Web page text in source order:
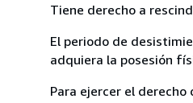
Tiene derecho a
El periodo de
adquiera la posesión
Para ejercer el